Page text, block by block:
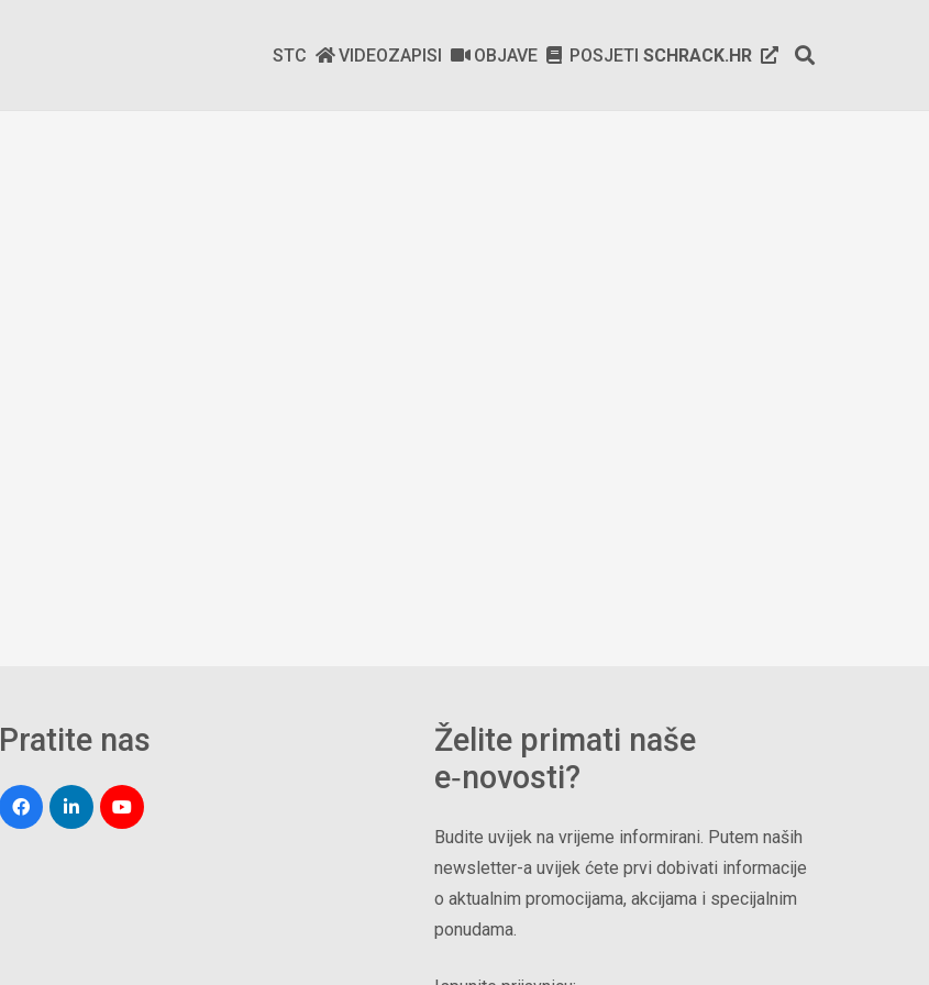
STC VIDEOZAPISI OBJAVE POSJETI SCHRACK.HR
Pratite nas
Želite primati naše
e‑novosti?
Budite uvijek na vrijeme informirani. Putem naših
newsletter-a uvijek ćete prvi dobivati informacije
o aktualnim promocijama, akcijama i specijalnim
ponudama.